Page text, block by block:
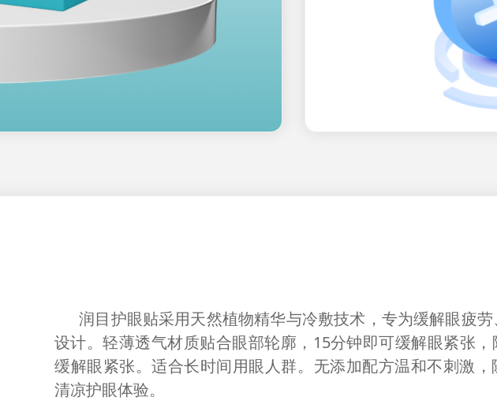
润目护眼贴采用天然植物精华与冷敷技术，专为缓解眼疲
设计。轻薄透气材质贴合眼部轮廓，15分钟即可缓解眼紧张
缓解眼紧张。适合长时间用眼人群。无添加配方温和不刺激
清凉护眼体验。